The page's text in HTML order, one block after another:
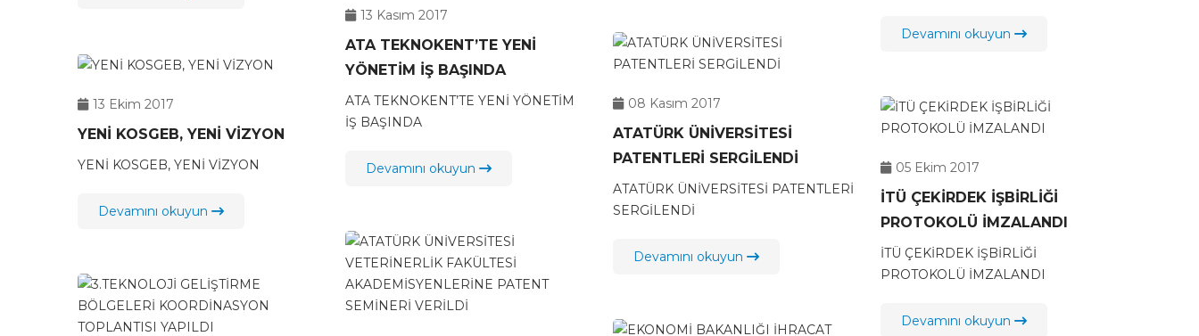
Devamını okuyun
13 Kasım 2017
ATA TEKNOKENT’TE YENİ
YÖNETİM İŞ BAŞINDA
ATA TEKNOKENT’TE YENİ YÖNETİM
İŞ BAŞINDA
Devamını okuyun
08 Kasım 2017
ATATÜRK ÜNİVERSİTESİ
PATENTLERİ SERGİLENDİ
ATATÜRK ÜNİVERSİTESİ PATENTLERİ
SERGİLENDİ
Devamını okuyun
13 Ekim 2017
YENİ KOSGEB, YENİ VİZYON
YENİ KOSGEB, YENİ VİZYON
Devamını okuyun
05 Ekim 2017
İTÜ ÇEKİRDEK İŞBİRLİĞİ
PROTOKOLÜ İMZALANDI
İTÜ ÇEKİRDEK İŞBİRLİĞİ
PROTOKOLÜ İMZALANDI
Devamını okuyun